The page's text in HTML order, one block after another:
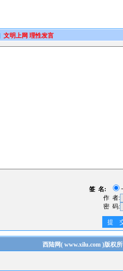
文明上网 理性发言
签 名:
作 者:
密 码:
提
西陆网( www.xilu.com)版权